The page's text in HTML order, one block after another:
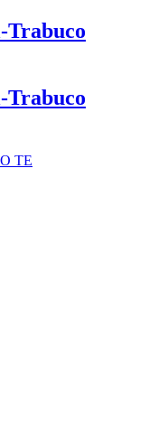
Trabuco
Trabuco